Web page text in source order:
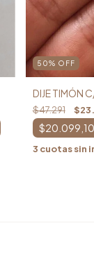
50% OFF
DIJE TIMÓN
$47.291
$20.099,10
3 cuotas sin